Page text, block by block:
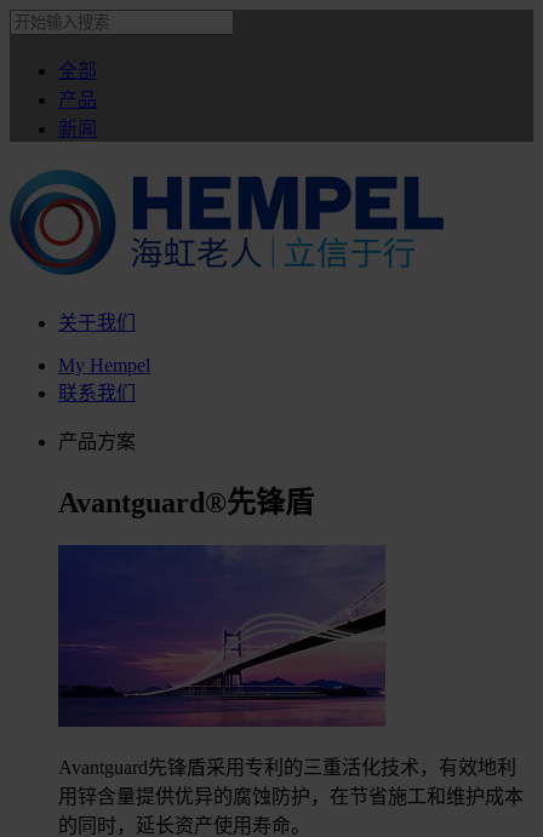
全部
产品
新闻
关于我们
My Hempel
联系我们
产品方案
Avantguard®先锋盾
Avantguard先锋盾采用专利的三重活化技术，有效地利
用锌含量提供优异的腐蚀防护，在节省施工和维护成本
的同时，延长资产使用寿命。